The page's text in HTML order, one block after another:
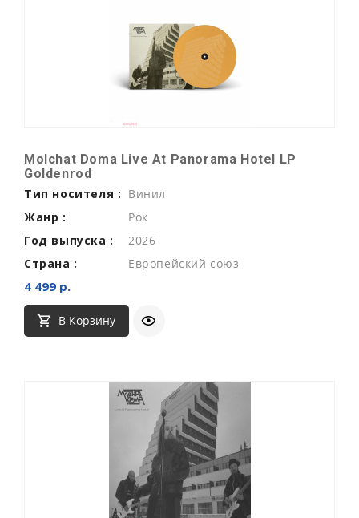
Molchat Doma Live At Panorama Hotel LP
Goldenrod
Тип носителя : Винил
Жанр :
Рок
Год выпуска :
2026
Страна :
Европейский союз
4 499 р.
В Корзину